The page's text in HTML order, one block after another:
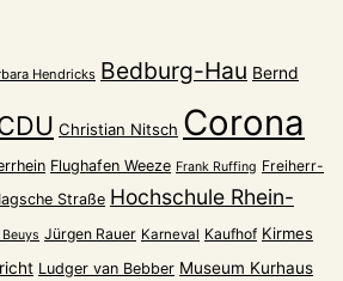
Hendricks Bedburg-Hau Bernd
Christian Nitsch Corona
Flughafen Weeze Frank Ruffing Freiherr-
Straße Hochschule Rhein-
Jürgen Rauer Karneval Kaufhof Kirmes
Ludger van Bebber Museum Kurhaus